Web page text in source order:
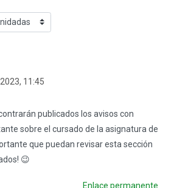
publicados los avisos con
sobre el cursado de la asignatura de
que puedan revisar esta sección
😉
Enlace permanente
11:45